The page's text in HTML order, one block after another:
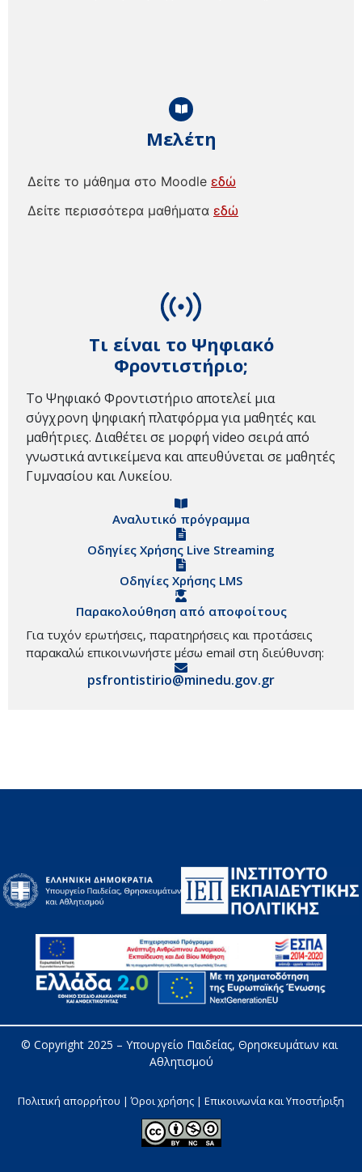
Τι είναι το Ψηφιακό
Φροντιστήριο;
Το Ψηφιακό Φροντιστήριο αποτελεί μια
σύγχρονη ψηφιακή πλατφόρμα για μαθητές και
μαθήτριες. Διαθέτει σε μορφή video σειρά από
γνωστικά αντικείμενα και απευθύνεται σε μαθητές
Γυμνασίου και Λυκείου.
Αναλυτικό πρόγραμμα
Οδηγίες Χρήσης Live Streaming
Οδηγίες Χρήσης LMS
Παρακολούθηση από αποφοίτους
Για τυχόν ερωτήσεις, παρατηρήσεις και προτάσεις
παρακαλώ επικοινωνήστε μέσω email στη διεύθυνση:
psfrontistirio@minedu.gov.gr
Μελέτη
Δείτε το μάθημα στο Moodle εδώ
Δείτε περισσότερα μαθήματα εδώ
© Copyright 2025 – Υπουργείο Παιδείας, Θρησκευμάτων και
Αθλητισμού
Πολιτική απορρήτου | Όροι χρήσης | Επικοινωνία και Υποστήριξη